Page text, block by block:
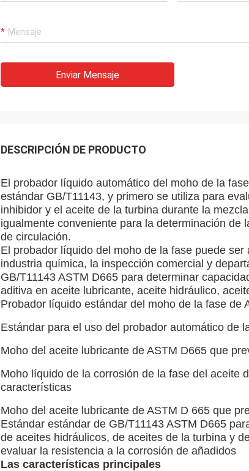
Enviar Mensaje
DESCRIPCIÓN DE PRODUCTO
El probador líquido automático del moho de la
estándar GB/T11143, y primero se utiliza para
inhibidor y el aceite de la turbina durante la
igualmente conveniente para la determinación
de circulación.
El probador líquido del moho de la fase puede
industria química, la inspección comercial y
GB/T11143 ASTM D665 para determinar
aditiva en aceite lubricante, aceite hidráulico,
Probador líquido estándar del moho de la fase de
Estándar para el uso del probador automático de
Moho del aceite lubricante de ASTM D665 que
Moho líquido de la corrosión de la fase del aceite
características
Moho del aceite lubricante de ASTM D 665 que
Estándar estándar de GB/T11143 ASTM D665
de aceites hidráulicos, de aceites de la turbina y
evaluar la resistencia a la corrosión de añadidos
Las características principales